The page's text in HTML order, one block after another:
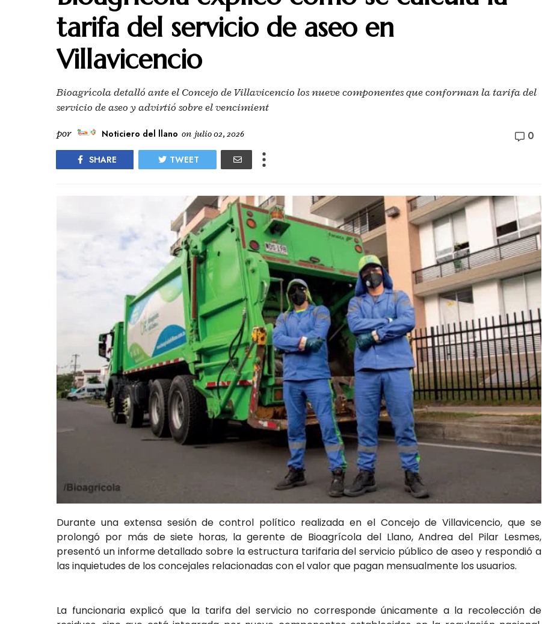
tarifa del servicio de aseo en
Villavicencio
Bioagrícola detalló ante el Concejo de Villavicencio los nueve componentes que conforman la tarifa del
servicio de aseo y advirtió sobre el vencimient
por Noticiero del llano on julio 02, 2026 0
SHARE TWEET
Durante una extensa sesión de control político realizada en el Concejo de Villavicencio, que se
prolongó por más de siete horas, la gerente de Bioagrícola del Llano, Andrea del Pilar Lesmes,
presentó un informe detallado sobre la estructura tarifaria del servicio público de aseo y respondió a
las inquietudes de los concejales relacionadas con el valor que pagan mensualmente los usuarios.
La funcionaria explicó que la tarifa del servicio no corresponde únicamente a la recolección de